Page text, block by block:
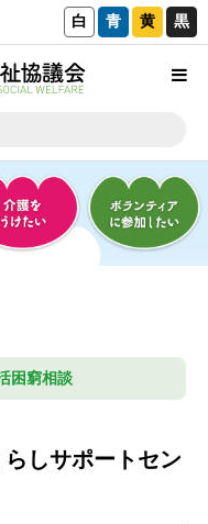
白 青 黄 黒
困窮相談
しサポートセン